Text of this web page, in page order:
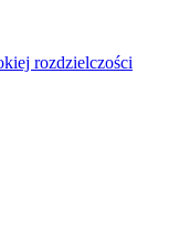
rozdzielczości